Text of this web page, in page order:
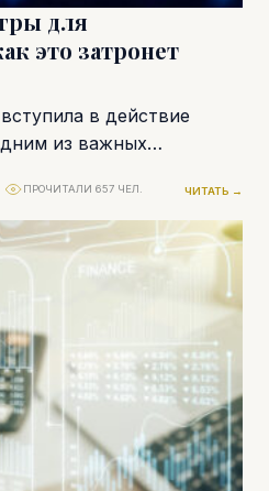
для
это затронет
в действие
из важных
ПРОЧИТАЛИ 657 ЧЕЛ. ЧИТАТЬ →